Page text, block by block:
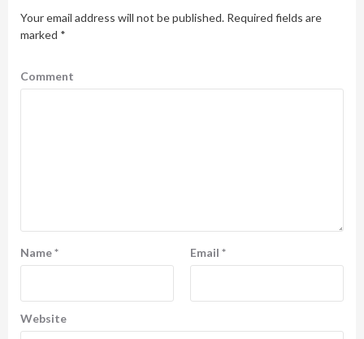
Your email address will not be published. Required fields are
marked *
Comment
Name* Email *
Website